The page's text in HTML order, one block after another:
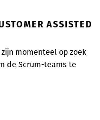
ASSISTED
momenteel op zoek
de Scrum-teams te